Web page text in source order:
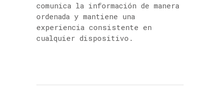
comunica la información de manera
ordenada y mantiene una
experiencia consistente en
cualquier dispositivo.